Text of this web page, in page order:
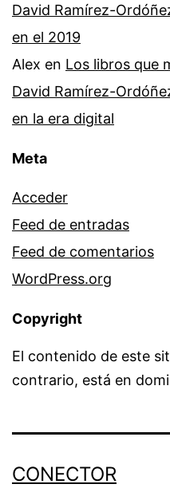
David Ramírez-
en el 2019
Alex en Los libros que
David Ramírez-
en la era digital
Meta
Acceder
Feed de entradas
Feed de comentarios
WordPress.org
Copyright
El contenido de este
contrario, está en
CONECTOR